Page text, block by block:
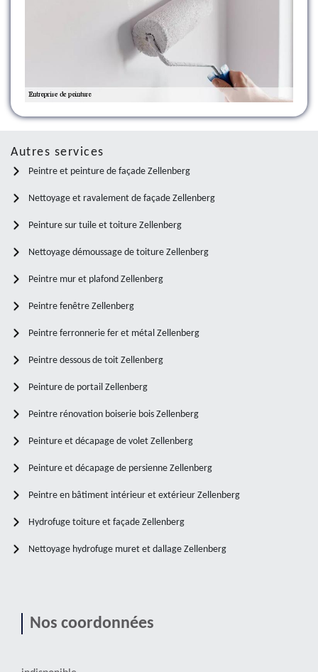
Autres services
Peintre et peinture de façade Zellenberg
Nettoyage et ravalement de façade Zellenberg
Peinture sur tuile et toiture Zellenberg
Nettoyage démoussage de toiture Zellenberg
Peintre mur et plafond Zellenberg
Peintre fenêtre Zellenberg
Peintre ferronnerie fer et métal Zellenberg
Peintre dessous de toit Zellenberg
Peinture de portail Zellenberg
Peintre rénovation boiserie bois Zellenberg
Peinture et décapage de volet Zellenberg
Peinture et décapage de persienne Zellenberg
Peintre en bâtiment intérieur et extérieur Zellenberg
Hydrofuge toiture et façade Zellenberg
Nettoyage hydrofuge muret et dallage Zellenberg
Nos coordonnées